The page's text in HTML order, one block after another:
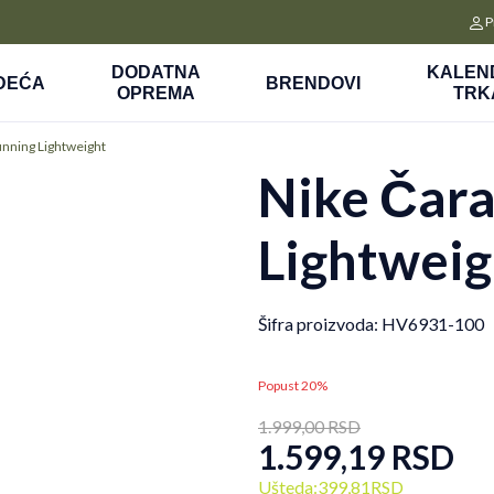
DODATNA
OPREMA
BRENDOVI
Lightweight
Nike
Šifra proizvoda: HV6931-100
Popust 20%
1.999,00RSD
1.599,19 RSD
Ušteda:399,81RSD